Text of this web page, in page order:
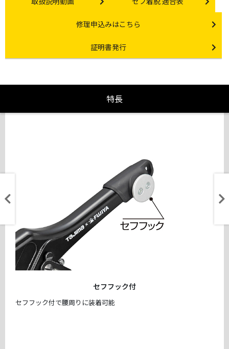
Other link
修理申込みはこちら
Certificate Issuance
証明書発行
特長
セフフック付
セフフック付で腰周りに装着可能